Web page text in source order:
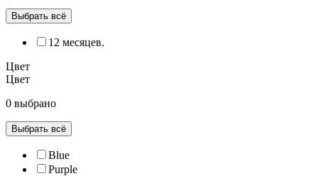
Выбрать всё
12 месяцев.
Цвет
Цвет
0 выбрано
Выбрать всё
Blue
Purple